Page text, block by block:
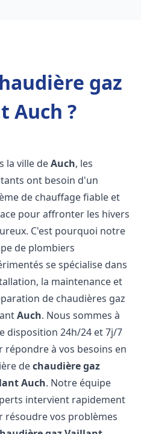
gaz
Auch ?
la ville deAuch, les
ont besoin d'un
de chauffage fiable et
pour affronter les hivers
C'est pourquoi notre
de plombiers
se spécialise dans
la maintenance et
de chaudières gaz
Auch. Nous sommes à
disposition 24h/24 et 7j/7
répondre à vos besoins en
dechaudière gaz
Auch. Notre équipe
intervient rapidement
résoudre vos problèmes